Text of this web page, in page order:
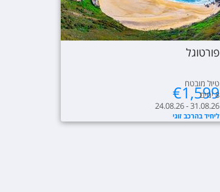
פורטוגל
€1,599
ליחיד בהרכב זוגי
טיול מובטח
24.08.26 - 31.08.26
8ימים